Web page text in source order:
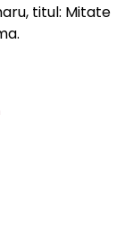
titul: Mitate